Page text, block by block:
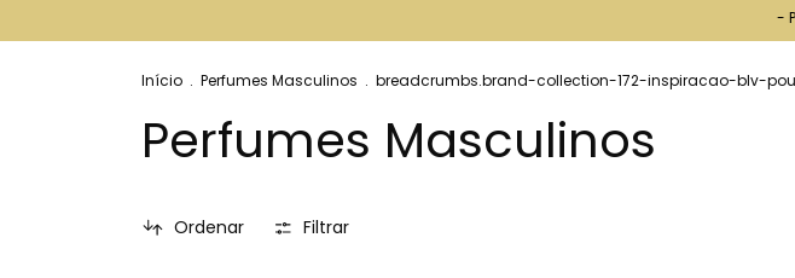
-
Início . Perfumes Masculinos . breadcrumbs.brand-collection-172-inspiracao-blv-
Perfumes Masculinos
Ordenar Filtrar